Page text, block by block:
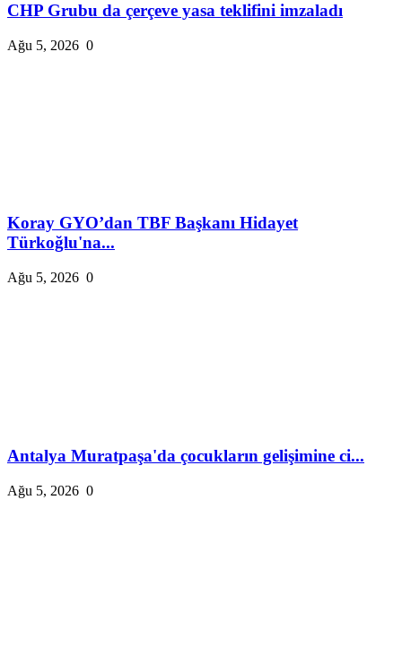
CHP Grubu da çerçeve yasa teklifini imzaladı
Ağu 5, 2026 0
Koray GYO’dan TBF Başkanı Hidayet
Türkoğlu'na...
Ağu 5, 2026 0
Antalya Muratpaşa'da çocukların gelişimine ci...
Ağu 5, 2026 0